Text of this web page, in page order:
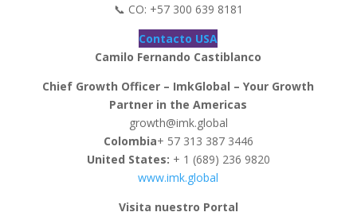
📞 CO: +57 300 639 8181
Contacto USA
Camilo Fernando Castiblanco
Chief Growth Officer – ImkGlobal – Your Growth
Partner in the Americas
growth@imk.global
Colombia+ 57 313 387 3446
United States: + 1 (689) 236 9820
www.imk.global
Visita nuestro Portal